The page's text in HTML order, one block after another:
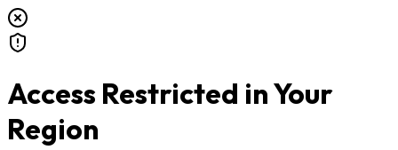
Access Restricted in Your
Region